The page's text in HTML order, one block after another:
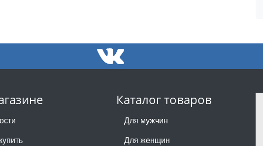
Каталог товаров
Для мужчин
Для женщин